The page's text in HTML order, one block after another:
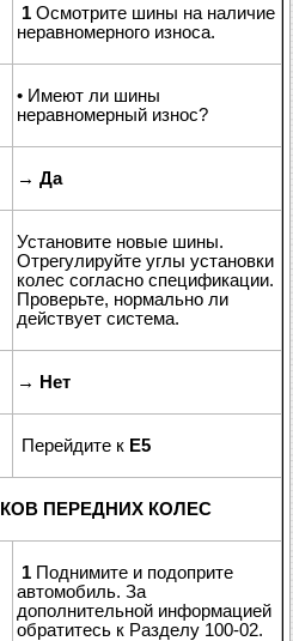
1 Осмотрите шины на наличие
неравномерного износа.
• Имеют ли шины
неравномерный износ?
→ Да
Установите новые шины.
Отрегулируйте углы установки
колес согласно спецификации.
Проверьте, нормально ли
действует система.
→ Нет
Перейдите к E5
ПЕРЕДНИХ КОЛЕС
1 Поднимите и подоприте
автомобиль. За
дополнительной информацией
обратитесь к Разделу 100-02.